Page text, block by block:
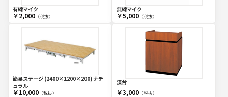
有線マイク
￥2,000（税抜）
無線マイク
￥5,000（税抜）
簡易ステージ (2400×1200×200) ナチ
ュラル
￥10,000（税抜）
演台
￥3,000（税抜）